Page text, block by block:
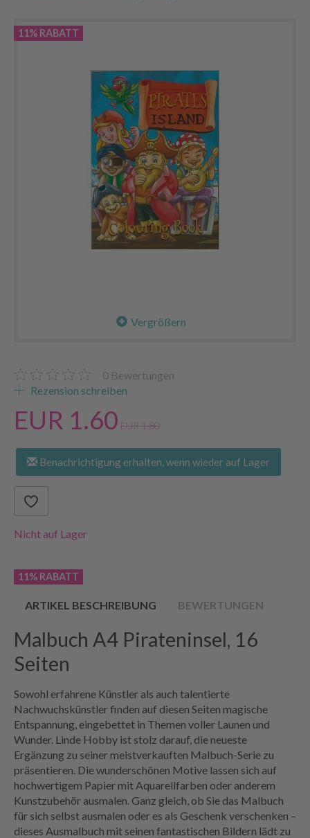
11% RABATT
Vergrößern
0 Bewertungen
Rezension schreiben
EUR 1.60 EUR 1.80
Benachrichtigung erhalten, wenn wieder auf Lager
Nicht auf Lager
11% RABATT
ARTIKEL BESCHREIBUNG BEWERTUNGEN
Malbuch A4 Pirateninsel, 16
Seiten
Sowohl erfahrene Künstler als auch talentierte
Nachwuchskünstler finden auf diesen Seiten magische
Entspannung, eingebettet in Themen voller Launen und
Wunder. Linde Hobby ist stolz darauf, die neueste
Ergänzung zu seiner meistverkauften Malbuch-Serie zu
präsentieren. Die wunderschönen Motive lassen sich auf
hochwertigem Papier mit Aquarellfarben oder anderem
Kunstzubehör ausmalen. Ganz gleich, ob Sie das Malbuch
für sich selbst ausmalen oder es als Geschenk verschenken –
dieses Ausmalbuch mit seinen fantastischen Bildern lädt zu